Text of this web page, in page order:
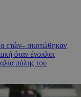
ετών– σκοτώθηκαν
όταν ένοπλοι
πόλης του